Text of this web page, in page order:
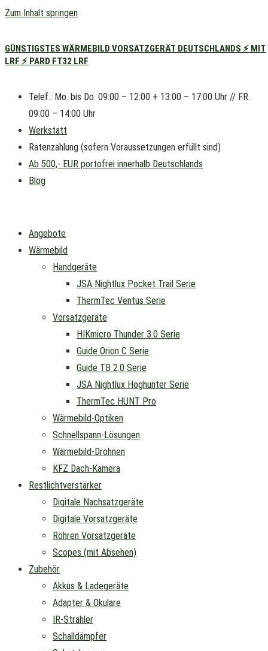
Zum Inhalt springen
GÜNSTIGSTES WÄRMEBILD VORSATZGERÄT DEUTSCHLANDS ⚡ MIT
LRF ⚡ PARD FT32 LRF
Telef.: Mo. bis Do. 09:00 – 12:00 + 13:00 – 17:00 Uhr // FR.
09:00 – 14:00 Uhr
Werkstatt
Ratenzahlung (sofern Voraussetzungen erfüllt sind)
Ab 500,- EUR portofrei innerhalb Deutschlands
Blog
Angebote
Wärmebild
Handgeräte
JSA Nightlux Pocket Trail Serie
ThermTec Ventus Serie
Vorsatzgeräte
HIKmicro Thunder 3.0 Serie
Guide Orion C Serie
Guide TB 2.0 Serie
JSA Nightlux Hoghunter Serie
ThermTec HUNT Pro
Wärmebild-Optiken
Schnellspann-Lösungen
Wärmebild-Drohnen
KFZ Dach-Kamera
Restlichtverstärker
Digitale Nachsatzgeräte
Digitale Vorsatzgeräte
Röhren Vorsatzgeräte
Scopes (mit Absehen)
Zubehör
Akkus & Ladegeräte
Adapter & Okulare
IR-Strahler
Schalldämpfer